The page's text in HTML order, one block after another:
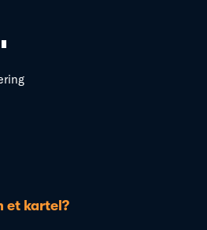
et kartel?